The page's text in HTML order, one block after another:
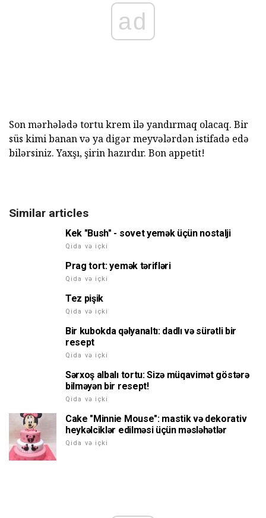
ad
Son mərhələdə tortu krem ilə yandırmaq olacaq. Bir
süs kimi banan və ya digər meyvələrdən istifadə edə
bilərsiniz. Yaxşı, şirin hazırdır. Bon appetit!
Similar articles
Kek "Bush" - sovet yemək üçün nostalji
Qida və içki
Prag tort: yemək tərifləri
Qida və içki
Tez pişik
Qida və içki
Bir kubokda qəlyanaltı: dadlı və sürətli bir
resept
Qida və içki
Sərxoş albalı tortu: Sizə müqavimət göstərə
bilməyən bir resept!
Qida və içki
Cake "Minnie Mouse": mastik və dekorativ
heykəlciklər edilməsi üçün məsləhətlər
Qida və içki